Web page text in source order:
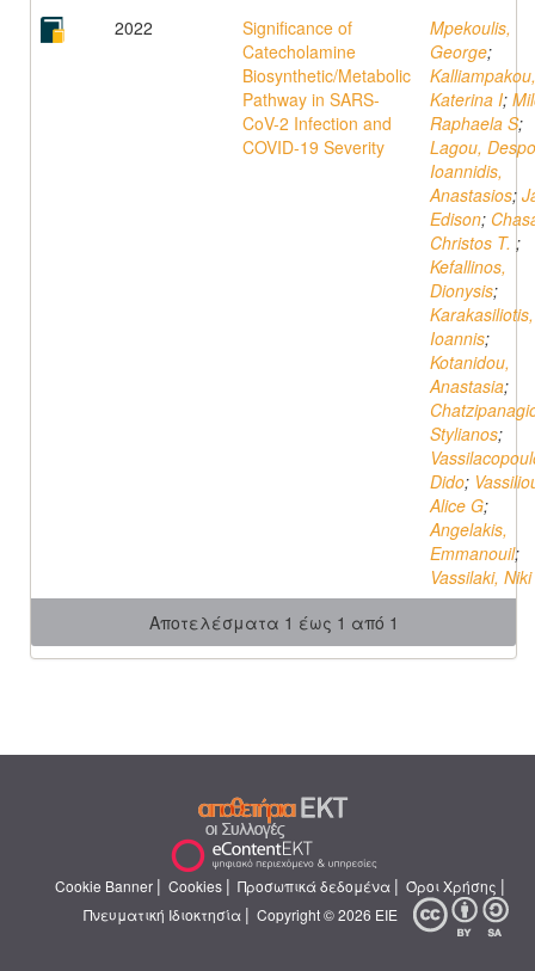
2022
Significance of
Catecholamine
Biosynthetic/Metabolic
Pathway in SARS-
CoV-2 Infection and
COVID-19 Severity
Mpekoulis,
George;
Kalliampakou,
Katerina I;
Raphaela S;
Lagou,
Ioannidis,
Anastasios;
Edison;
Christos T. ;
Kefallinos,
Dionysis;
Karakasiliotis,
Ioannis;
Kotanidou,
Anastasia;
Stylianos;
Dido;
Alice G;
Angelakis,
Emmanouil;
Vassilaki, Niki
Αποτελέσματα 1 έως 1 από 1
Cookie Banner | Cookies | Προσωπικά δεδομένα | Όροι Χρήσης |
Πνευματική Ιδιοκτησία | Copyright © 2026 ΕΙΕ